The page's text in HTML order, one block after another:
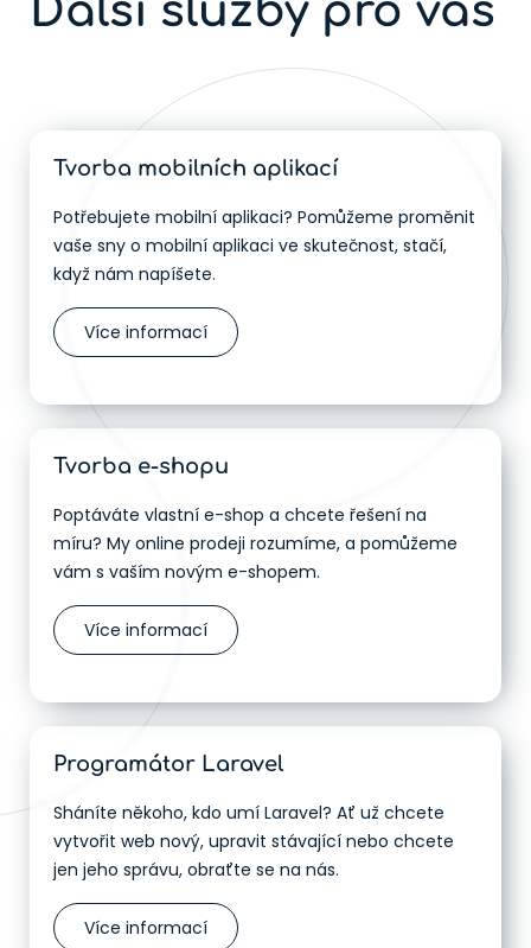
Další služby pro vás
Tvorba mobilních aplikací
Potřebujete mobilní aplikaci? Pomůžeme proměnit
vaše sny o mobilní aplikaci ve skutečnost, stačí,
když nám napíšete.
Více informací
Tvorba e-shopu
Poptáváte vlastní e-shop a chcete řešení na
míru? My online prodeji rozumíme, a pomůžeme
vám s vaším novým e-shopem.
Více informací
Programátor Laravel
Sháníte někoho, kdo umí Laravel? Ať už chcete
vytvořit web nový, upravit stávající nebo chcete
jen jeho správu, obraťte se na nás.
Více informací